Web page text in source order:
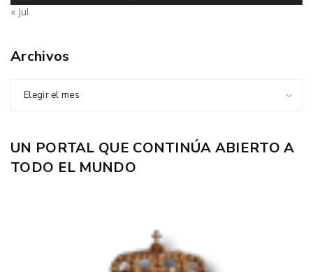
« Jul
Archivos
Elegir el mes
UN PORTAL QUE CONTINÚA ABIERTO A
TODO EL MUNDO